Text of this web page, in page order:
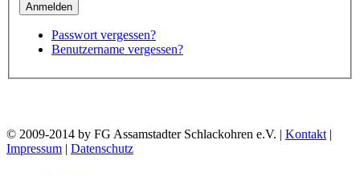
Anmelden
Passwort vergessen?
Benutzername vergessen?
© 2009-2014 by FG Assamstadter Schlackohren e.V. | Kontakt |
Impressum | Datenschutz